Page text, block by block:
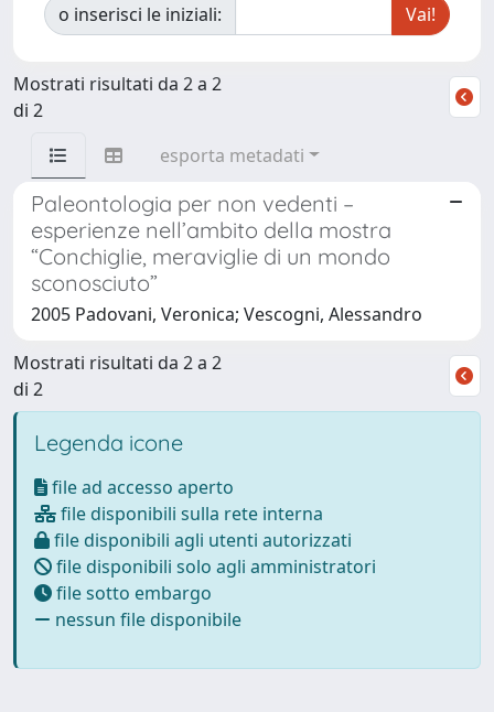
o inserisci le iniziali:
Mostrati risultati da 2 a 2
di 2
esporta metadati
Paleontologia per non vedenti –
esperienze nell’ambito della mostra
“Conchiglie, meraviglie di un mondo
sconosciuto”
2005 Padovani, Veronica; Vescogni, Alessandro
Mostrati risultati da 2 a 2
di 2
Legenda icone
file ad accesso aperto
file disponibili sulla rete interna
file disponibili agli utenti autorizzati
file disponibili solo agli amministratori
file sotto embargo
nessun file disponibile